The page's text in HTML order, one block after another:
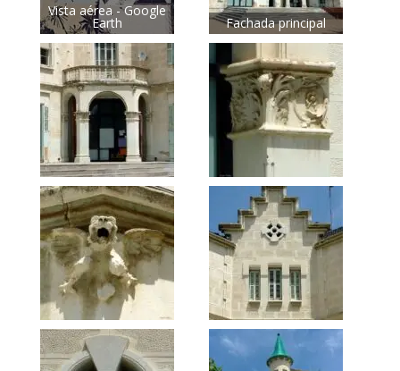
Vista aérea - Google
Earth Fachada principal